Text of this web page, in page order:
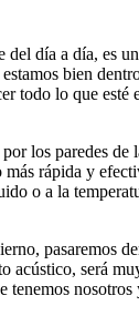
día a día, es
bien
todo lo que
los paredes de
rápida y
o a la
pasaremos
acústico, será
nosotros